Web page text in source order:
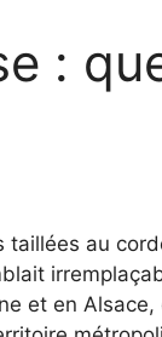
:
au
et en